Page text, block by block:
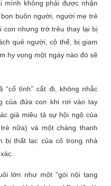
mình không phải được nhận
buôn người, người mẹ trẻ
con nhưng trớ trêu thay lại bị
quê người, cô thế, bị giam
hy vọng một ngày nào đó sẽ
“cố tình” cắt đi, không nhắc
của đứa con khi rơi vào tay
giả miêu tả sự hội ngộ của
nữa) và một chàng thanh
bị thất lạc của cô trong nhà
lớn như một “gói nội tạng